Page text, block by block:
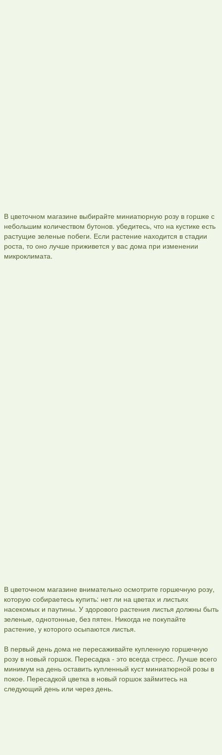
В цветочном магазине выбирайте миниатюрную розу в горшке с
небольшим количеством бутонов. убедитесь, что на кустике есть
растущие зеленые побеги. Если растение находится в стадии
роста, то оно лучше приживется у вас дома при изменении
микроклимата.
В цветочном магазине внимательно осмотрите горшечную розу,
которую собираетесь купить: нет ли на цветах и листьях
насекомых и паутины. У здорового растения листья должны быть
зеленые, однотонные, без пятен. Никогда не покупайте
растение, у которого осыпаются листья.
В первый день дома не пересаживайте купленную горшечную
розу в новый горшок. Пересадка - это всегда стресс. Лучше всего
минимум на день оставить купленный куст миниатюрной розы в
покое. Пересадкой цветка в новый горшок займитесь на
следующий день или через день.